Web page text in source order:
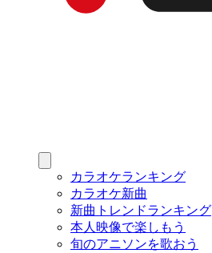
カラオケランキング
カラオケ新曲
新曲トレンドランキング
本人映像で楽しもう
旬のアニソンを歌おう